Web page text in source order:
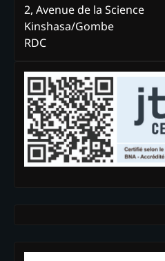
2, Avenue de la Science
Kinshasa/Gombe
RDC